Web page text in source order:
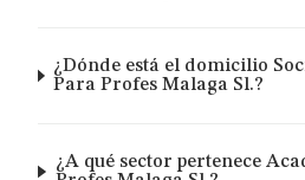
¿Dónde está el domicilio
Para Profes Malaga Sl.?
¿A qué sector pertenece